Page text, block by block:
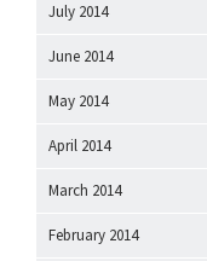
July 2014
June 2014
May 2014
April 2014
March 2014
February 2014